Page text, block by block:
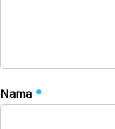
Nama *